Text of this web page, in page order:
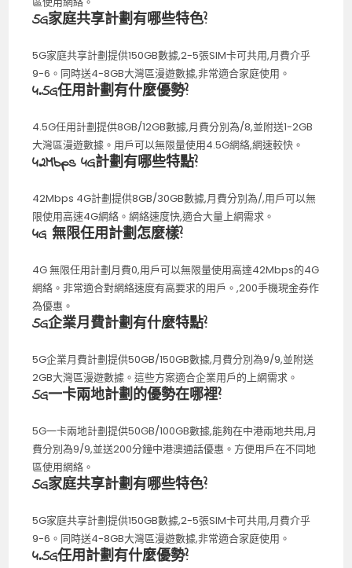
5G家庭共享計劃有哪些特色?
5G家庭共享計劃提供150GB數據,2-5張SIM卡可共用,月費介乎
9-6。同時送4-8GB大灣區漫遊數據,非常適合家庭使用。
4.5G任用計劃有什麼優勢?
4.5G任用計劃提供8GB/12GB數據,月費分別為/8,並附送1-2GB
大灣區漫遊數據。用戶可以無限量使用4.5G網絡,網速較快。
42Mbps 4G計劃有哪些特點?
42Mbps 4G計劃提供8GB/30GB數據,月費分別為/,用戶可以無
限使用高速4G網絡。網絡速度快,適合大量上網需求。
4G 無限任用計劃怎麼樣?
4G 無限任用計劃月費0,用戶可以無限量使用高達42Mbps的4G
網絡。非常適合對網絡速度有高要求的用戶。,200手機現金券作
為優惠。
5G企業月費計劃有什麼特點?
5G企業月費計劃提供50GB/150GB數據,月費分別為9/9,並附送
2GB大灣區漫遊數據。這些方案適合企業用戶的上網需求。
5G一卡兩地計劃的優勢在哪裡?
5G一卡兩地計劃提供50GB/100GB數據,能夠在中港兩地共用,月
費分別為9/9,並送200分鐘中港澳通話優惠。方便用戶在不同地
區使用網絡。
5G家庭共享計劃有哪些特色?
5G家庭共享計劃提供150GB數據,2-5張SIM卡可共用,月費介乎
9-6。同時送4-8GB大灣區漫遊數據,非常適合家庭使用。
4.5G任用計劃有什麼優勢?